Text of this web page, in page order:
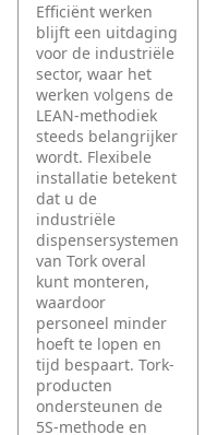
Efficiënt werken
blijft een uitdaging
voor de industriële
sector, waar het
werken volgens de
LEAN-methodiek
steeds belangrijker
wordt. Flexibele
installatie betekent
dat u de
industriële
dispensersystemen
van Tork overal
kunt monteren,
waardoor
personeel minder
hoeft te lopen en
tijd bespaart. Tork-
producten
ondersteunen de
5S-methode en